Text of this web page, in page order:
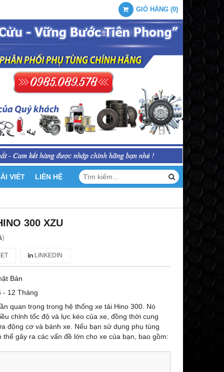
GIỎ HÀNG (0)
VIẾT LIÊN HỆ
300 XZU
)
LINKEDIN
Bản
- 12 Tháng
quan trọng trong hệ thống xe tải Hino 300. Nó
chỉnh tốc độ và lực kéo của xe, đồng thời cung
động cơ và bánh xe. Nếu bạn sử dụng phụ tùng
thể gây ra các vấn đề lớn cho xe của bạn, bao gồm: